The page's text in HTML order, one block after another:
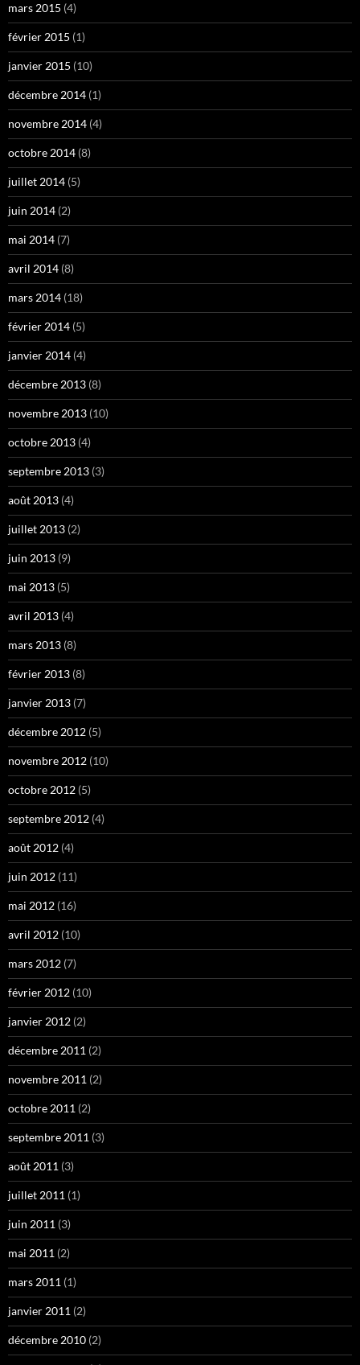
mars 2015 (4)
février 2015 (1)
janvier 2015 (10)
décembre 2014 (1)
novembre 2014 (4)
octobre 2014 (8)
juillet 2014 (5)
juin 2014 (2)
mai 2014 (7)
avril 2014 (8)
mars 2014 (18)
février 2014 (5)
janvier 2014 (4)
décembre 2013 (8)
novembre 2013 (10)
octobre 2013 (4)
septembre 2013 (3)
août 2013 (4)
juillet 2013 (2)
juin 2013 (9)
mai 2013 (5)
avril 2013 (4)
mars 2013 (8)
février 2013 (8)
janvier 2013 (7)
décembre 2012 (5)
novembre 2012 (10)
octobre 2012 (5)
septembre 2012 (4)
août 2012 (4)
juin 2012 (11)
mai 2012 (16)
avril 2012 (10)
mars 2012 (7)
février 2012 (10)
janvier 2012 (2)
décembre 2011 (2)
novembre 2011 (2)
octobre 2011 (2)
septembre 2011 (3)
août 2011 (3)
juillet 2011 (1)
juin 2011 (3)
mai 2011 (2)
mars 2011 (1)
janvier 2011 (2)
décembre 2010 (2)